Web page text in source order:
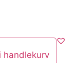
handlekurv